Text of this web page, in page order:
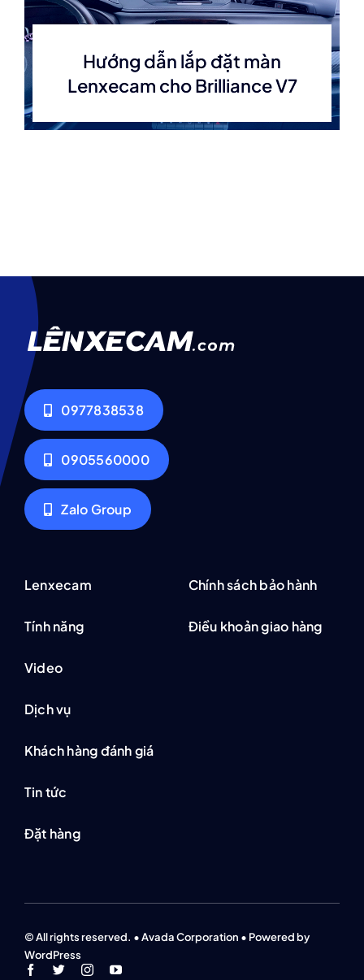
Hướng dẫn lắp đặt màn
Lenxecam cho Brilliance V7
0977838538
0905560000
Zalo Group
Lenxecam
Tính năng
Video
Dịch vụ
Khách hàng đánh giá
Tin tức
Đặt hàng
Chính sách bảo hành
Điều khoản giao hàng
© All rights reserved. • Avada Corporation • Powered by
WordPress